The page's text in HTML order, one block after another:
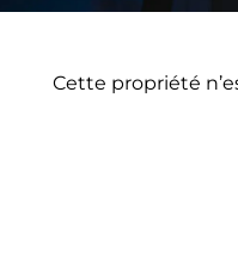
Cette propriété